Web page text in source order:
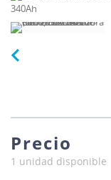
Precio
1 unidad disponible